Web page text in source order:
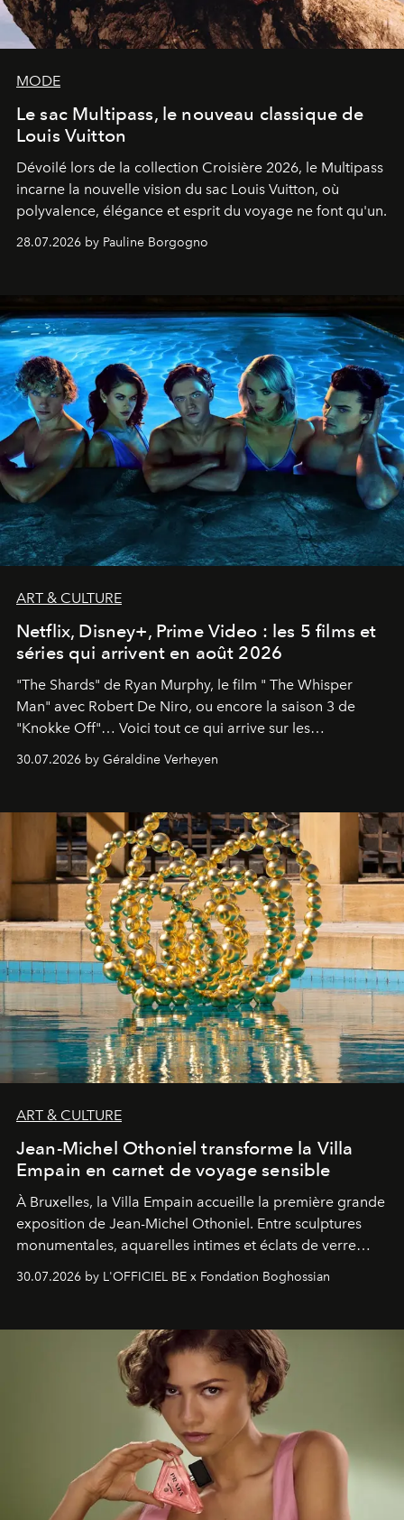
MODE
Le sac Multipass, le nouveau classique de
Louis Vuitton
Dévoilé lors de la collection Croisière 2026, le Multipass
incarne la nouvelle vision du sac Louis Vuitton, où
polyvalence, élégance et esprit du voyage ne font qu'un.
28.07.2026 by Pauline Borgogno
ART & CULTURE
Netflix, Disney+, Prime Video : les 5 films et
séries qui arrivent en août 2026
"The Shards" de Ryan Murphy, le film " The Whisper
Man" avec Robert De Niro, ou encore la saison 3 de
"Knokke Off"… Voici tout ce qui arrive sur les
plateformes de streaming en août 2026.
30.07.2026 by Géraldine Verheyen
ART & CULTURE
Jean-Michel Othoniel transforme la Villa
Empain en carnet de voyage sensible
À Bruxelles, la Villa Empain accueille la première grande
exposition de Jean-Michel Othoniel. Entre sculptures
monumentales, aquarelles intimes et éclats de verre
soufflé, l’artiste français compose un itinéraire
émotionnel où chaque œuvre devient le souvenir
émerveillement.
30.07.2026 by L'OFFICIEL BE x Fondation Boghossian